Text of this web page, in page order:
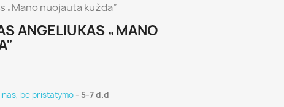
„Mano nuojauta kužda“
ANGELIUKAS „MANO
be pristatymo- 5-7 d.d